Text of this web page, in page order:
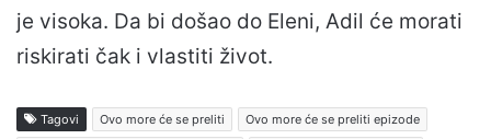
je visoka. Da bi došao do Eleni, Adil će morati
riskirati čak i vlastiti život.
Tagovi Ovo more će se preliti
Ovo more će se preliti epizode